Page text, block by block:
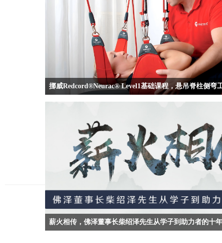
薪火相传，佛泽董事长柴绍泽先生从学子到助力者的十